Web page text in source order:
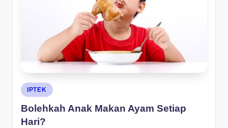
Posted
in
IPTEK
Bolehkah Anak Makan Ayam Setiap
Hari?